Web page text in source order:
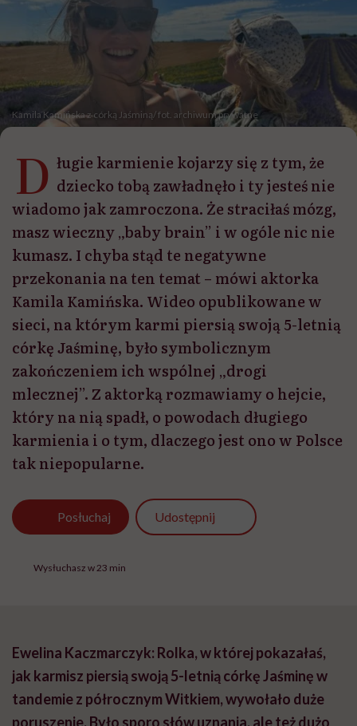
Kamila Kamińska z córką Jaśminą/ fot. archiwum prywatne
D ługie karmienie kojarzy się z tym, że
dziecko tobą zawładnęło i ty jesteś nie
wiadomo jak zamroczona. Że straciłaś mózg,
masz wieczny „baby brain” i w ogóle nic nie
kumasz. I chyba stąd te negatywne
przekonania na ten temat – mówi aktorka
Kamila Kamińska. Wideo opublikowane w
sieci, na którym karmi piersią swoją 5-letnią
córkę Jaśminę, było symbolicznym
zakończeniem ich wspólnej „drogi
mlecznej”. Z aktorką rozmawiamy o hejcie,
który na nią spadł, o powodach długiego
karmienia i o tym, dlaczego jest ono w Polsce
tak niepopularne.
Posłuchaj Udostępnij
Wysłuchasz w 23 min
Ewelina Kaczmarczyk: Rolka, w której pokazałaś,
jak karmisz piersią swoją 5-letnią córkę Jaśminę w
tandemie z półrocznym Witkiem, wywołało duże
poruszenie. Było sporo słów uznania, ale też dużo